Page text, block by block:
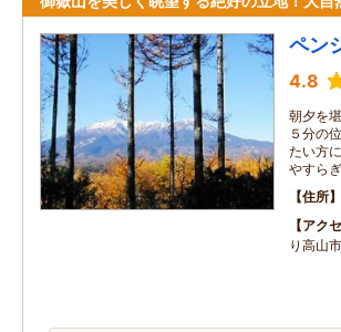
ペン
4.8
朝夕を
５分の
たい方
やすら
住所
アク
り高山